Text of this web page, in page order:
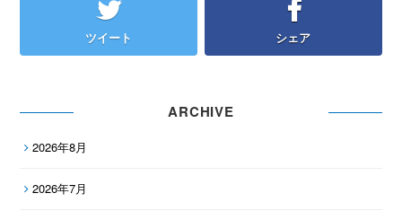
ツイート シェア
ARCHIVE
2026年8月
2026年7月